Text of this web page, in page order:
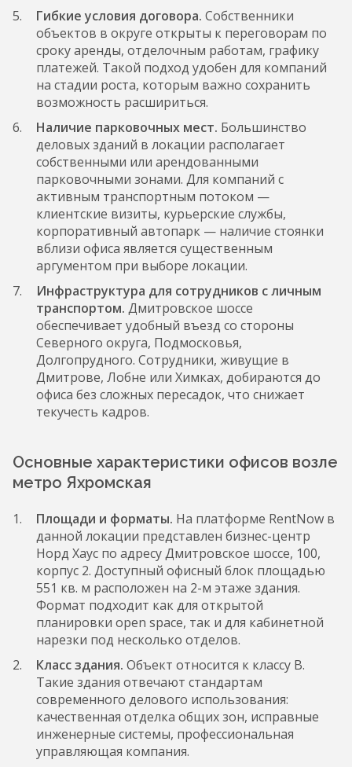
Гибкие условия договора. Собственники
объектов в округе открыты к переговорам по
сроку аренды, отделочным работам, графику
платежей. Такой подход удобен для компаний
на стадии роста, которым важно сохранить
возможность расшириться.
Наличие парковочных мест. Большинство
деловых зданий в локации располагает
собственными или арендованными
парковочными зонами. Для компаний с
активным транспортным потоком —
клиентские визиты, курьерские службы,
корпоративный автопарк — наличие стоянки
вблизи офиса является существенным
аргументом при выборе локации.
Инфраструктура для сотрудников с личным
транспортом. Дмитровское шоссе
обеспечивает удобный въезд со стороны
Северного округа, Подмосковья,
Долгопрудного. Сотрудники, живущие в
Дмитрове, Лобне или Химках, добираются до
офиса без сложных пересадок, что снижает
текучесть кадров.
Основные характеристики офисов возле
метро Яхромская
Площади и форматы. На платформе RentNow в
данной локации представлен бизнес-центр
Норд Хаус по адресу Дмитровское шоссе, 100,
корпус 2. Доступный офисный блок площадью
551 кв. м расположен на 2-м этаже здания.
Формат подходит как для открытой
планировки open space, так и для кабинетной
нарезки под несколько отделов.
Класс здания. Объект относится к классу B.
Такие здания отвечают стандартам
современного делового использования:
качественная отделка общих зон, исправные
инженерные системы, профессиональная
управляющая компания.